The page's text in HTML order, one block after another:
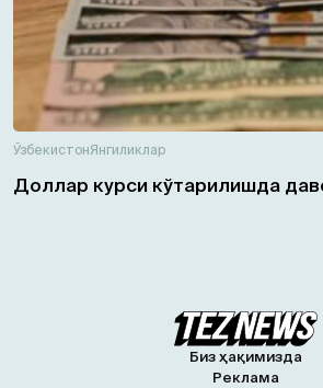
ЎзбекистонЯнгиликлар
Доллар курси кўтарилишда
Биз ҳақимизда
Реклама